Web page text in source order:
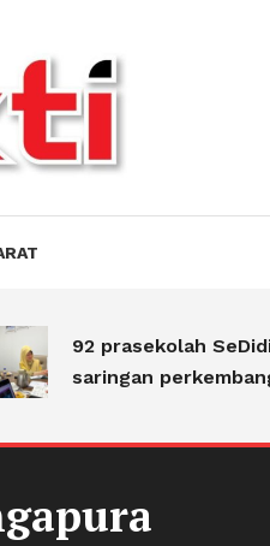
92 prasekolah SeDidik
saringan